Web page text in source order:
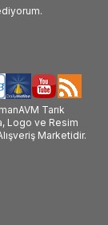
Tarık
Logo ve Resim
Marketidir.